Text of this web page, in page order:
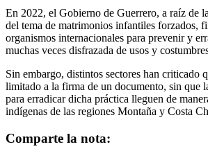
En 2022, el Gobierno de Guerrero, a raíz de
del tema de matrimonios infantiles forzados,
organismos internacionales para prevenir y
muchas veces disfrazada de usos y
Sin embargo, distintos sectores han criticado
limitado a la firma de un documento, sin que
para erradicar dicha práctica lleguen de
indígenas de las regiones Montaña y Costa
Comparte la nota: